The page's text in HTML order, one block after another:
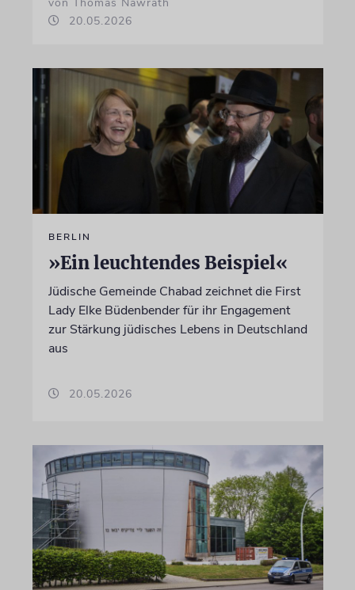
von Thomas Nawrath
20.05.2026
BERLIN
»Ein leuchtendes Beispiel«
Jüdische Gemeinde Chabad zeichnet die First
Lady Elke Büdenbender für ihr Engagement
zur Stärkung jüdisches Lebens in Deutschland
aus
20.05.2026